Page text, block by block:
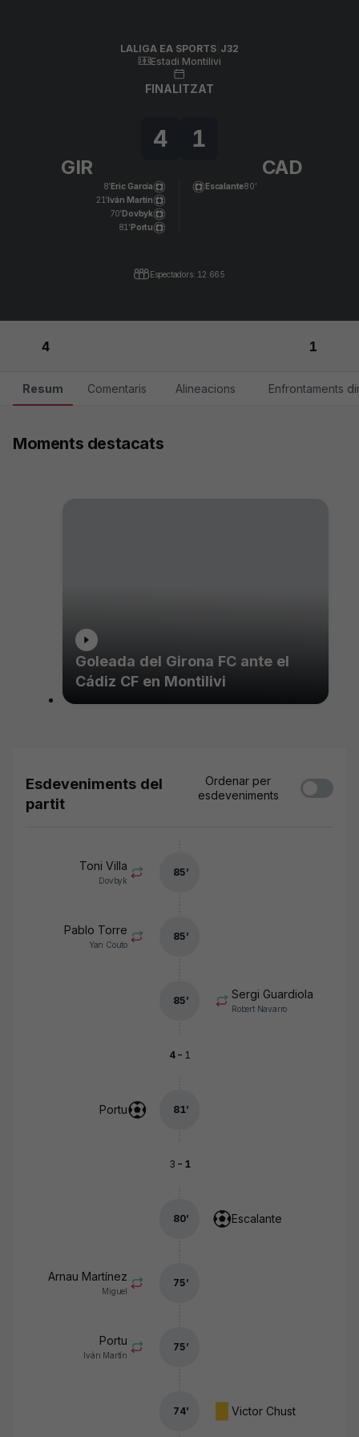
LALIGA EA SPORTS J32
Estadi Montilivi
FINALITZAT
GIR
4 1
CAD
8’Eric García
21’Iván Martín
70’Dovbyk
81’Portu
80’
Escalante
Espectadors: 12.665
4 1
Resum Comentaris Alineacions Enfrontaments
Moments destacats
Goleada del Girona FC ante el
Cádiz CF en Montilivi
Esdeveniments del
partit
Ordenar per
esdeveniments
Toni Villa
Dovbyk
85’
Pablo Torre
Yan Couto
85’
Sergi Guardiola
Robert Navarro
85’
4- 1
Portu 81’
3 - 1
Escalante
80’
Arnau Martínez
Miguel
75’
Portu
Iván Martín
75’
Victor Chust
74’